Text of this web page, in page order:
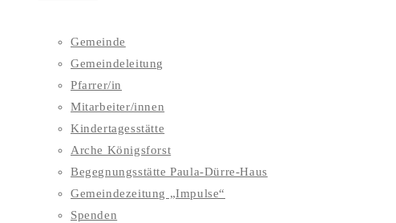
Gemeinde
Gemeindeleitung
Pfarrer/in
Mitarbeiter/innen
Kindertagesstätte
Arche Königsforst
Begegnungsstätte Paula-Dürre-Haus
Gemeindezeitung „Impulse“
Spenden